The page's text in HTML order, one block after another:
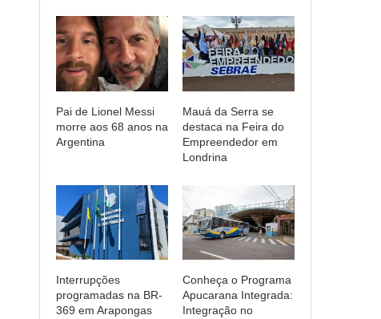
Pai de Lionel Messi
morre aos 68 anos na
Argentina
Mauá da Serra se
destaca na Feira do
Empreendedor em
Londrina
Interrupções
programadas na BR-
369 em Arapongas
Conheça o Programa
Apucarana Integrada:
Integração no